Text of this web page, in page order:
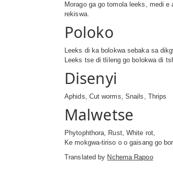
Morago ga go tomola leeks, medi
rekiswa.
Poloko
Leeks di ka bolokwa sebaka sa
Leeks tse di tlileng go bolokwa di
Disenyi
Aphids, Cut worms, Snails, Thrips
Malwetse
Phytophthora, Rust, White rot,
Ke mokgwa-tiriso o o gaisang go
Translated by Nchema Rapoo